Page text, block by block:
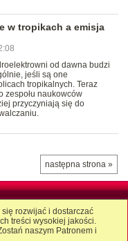
w tropikach a emisja
od dawna budzi
jeśli są one
tropikalnych. Teraz
zespołu naukowców
przyczyniają się do
następna strona »
rozwijać i dostarczać
treści wysokiej jakości.
naszym Patronem i